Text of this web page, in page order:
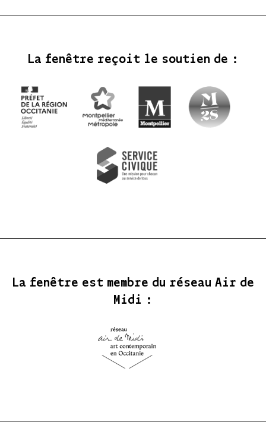
La fenêtre reçoit le soutien de :
La fenêtre est membre du réseau Air de
Midi :